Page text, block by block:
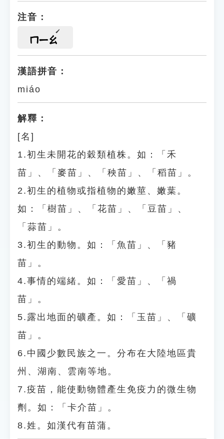
注音：
ㄇㄧㄠ
漢語拼音：
miáo
解釋：
[名]
1.初生未開花的穀類植株。如：「禾
苗」、「麥苗」、「秧苗」、「稻苗」。
2.初生的植物或指植物的嫩莖、嫩葉。
如：「樹苗」、「花苗」、「豆苗」、
「蒜苗」。
3.初生的動物。如：「魚苗」、「豬
苗」。
4.事情的端緒。如：「愛苗」、「禍
苗」。
5.露出地面的礦產。如：「玉苗」、「礦
苗」。
6.中國少數民族之一。分布在大陸地區貴
州、湖南、雲南等地。
7.疫苗，能使動物體產生免疫力的微生物
劑。如：「卡介苗」。
8.姓。如漢代有苗蒲。